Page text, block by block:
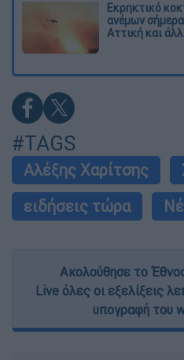
Εκρηκτικό
ανέμων
Αττική και
#TAGS
Αλέξης Χαρίτσης
ειδήσεις τώρα
Ακολούθησε το
Live όλες οι εξελίξεις
υπογραφή του